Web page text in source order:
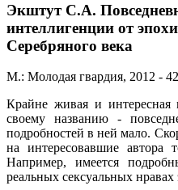
Экштут С.А.
интеллигенции от
Серебряного века
М.: Молодая гвардия, 2012 -
Крайне живая и интересная
своему названию -
подробностей в ней мало.
на интересовавшие
Например, имеется
реальных сексуальных нравах